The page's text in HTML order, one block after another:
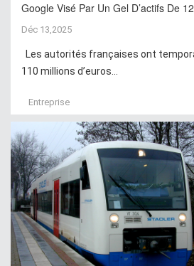
Google Visé Par Un Gel D’actifs De
Déc 13,2025
Les autorités françaises ont
110 millions d’euros...
Entreprise